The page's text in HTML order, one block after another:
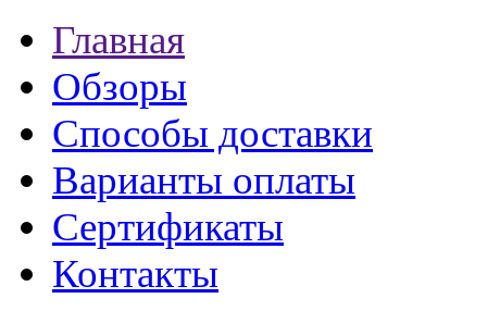
Главная
Обзоры
Способы доставки
Варианты оплаты
Сертификаты
Контакты